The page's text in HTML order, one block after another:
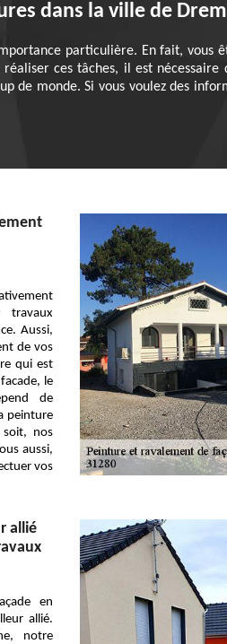
dans la ville de
particulière. En fait, vous
ces tâches, il est
de monde. Si vous voulez des
Aussi,
de vos
qui est
le
de
peinture
nos
aussi,
vos
allié
en
allié.
notre